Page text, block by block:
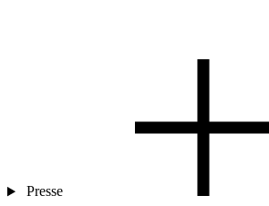
Presse